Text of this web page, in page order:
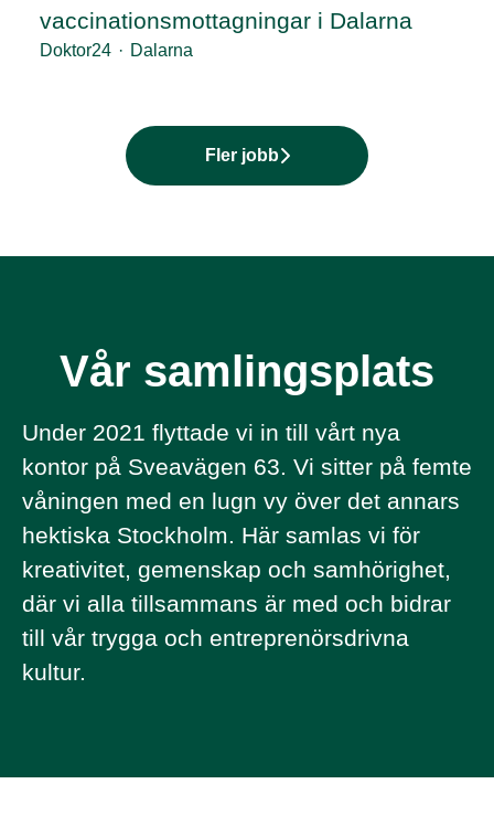
vaccinationsmottagningar i Dalarna
Doktor24 · Dalarna
Fler jobb
Vår samlingsplats
Under 2021 flyttade vi in till vårt nya
kontor på Sveavägen 63. Vi sitter på femte
våningen med en lugn vy över det annars
hektiska Stockholm. Här samlas vi för
kreativitet, gemenskap och samhörighet,
där vi alla tillsammans är med och bidrar
till vår trygga och entreprenörsdrivna
kultur.